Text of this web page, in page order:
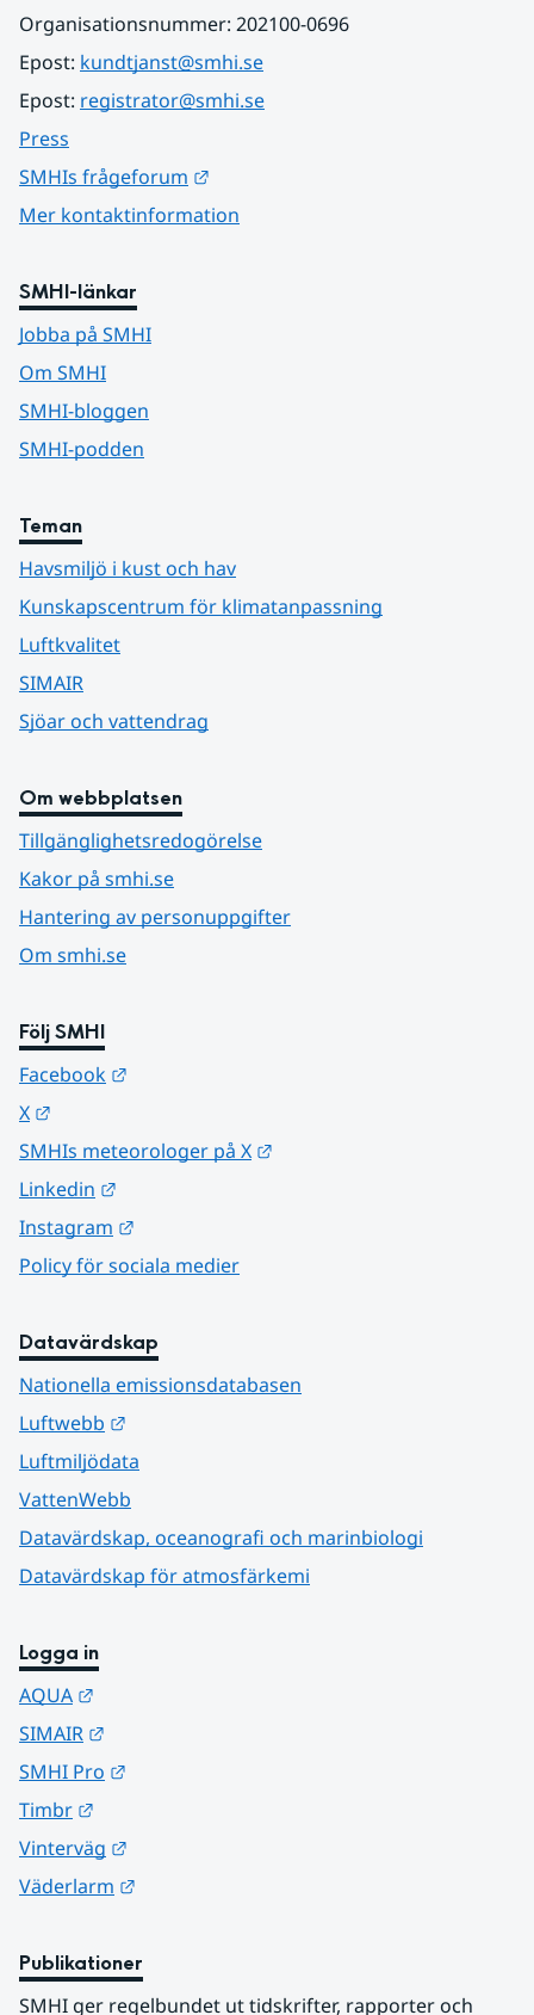
Organisationsnummer: 202100-0696
Epost: kundtjanst@smhi.se
Epost: registrator@smhi.se
Press
SMHIs frågeforum
Mer kontaktinformation
SMHI-länkar
Jobba på SMHI
Om SMHI
SMHI-bloggen
SMHI-podden
Teman
Havsmiljö i kust och hav
Kunskapscentrum för klimatanpassning
Luftkvalitet
SIMAIR
Sjöar och vattendrag
Om webbplatsen
Tillgänglighetsredogörelse
Kakor på smhi.se
Hantering av personuppgifter
Om smhi.se
Följ SMHI
Facebook
X
SMHIs meteorologer på X
Linkedin
Instagram
Policy för sociala medier
Datavärdskap
Nationella emissionsdatabasen
Luftwebb
Luftmiljödata
VattenWebb
Datavärdskap, oceanografi och marinbiologi
Datavärdskap för atmosfärkemi
Logga in
AQUA
SIMAIR
SMHI Pro
Timbr
Vinterväg
Väderlarm
Publikationer
SMHI ger regelbundet ut tidskrifter, rapporter och